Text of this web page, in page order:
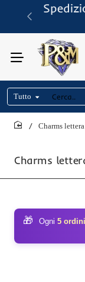
Tutto
Cerca..
Charms
Charms
🎁 Ogni 5 ordini